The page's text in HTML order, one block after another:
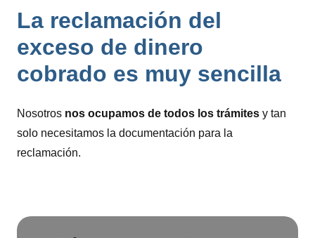
La reclamación del
exceso de dinero
cobrado es muy sencilla
Nosotros nos ocupamos de todos los trámites y tan
solo necesitamos la documentación para la
reclamación.